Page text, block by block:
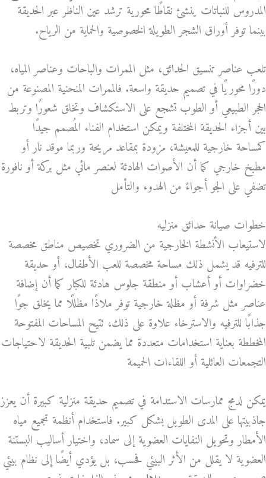
المدروس للنباتات ينشئ نقاطًا محورية ترشد عين الناظر عبر الحديقة
بينما توفر أوراق الشجر الطويلة الخصوصية والحماية من الرياح.
تلعب عناصر تنسيق الحدائق، مثل الممرات والباحات وعناصر المياه،
دورًا محوريًا في تصميم حديقة واسعة. فالممرات المنحنية المصنوعة من
الحجر الطبيعي أو الطوب تشجع على الاستكشاف وتخلق شعورًا وتربط
بين أجزاء الحديقة المختلفة ويمكن استخدام الفناء المُصمم جيدًا
كمساحة خارجية للمعيشة، مزودة بمقاعد مريحة وربما موقد نار أو
مطبخ خارجي كما أن الأصوات الهادئة لعنصر مائي مثل بركة أو نافورة
تضفي على الجو أجواءً من الهدوء والتأمل
خطوات صيانة حدائق منزليه
لاستيعاب الأنشطة الخارجية من الضروري تخصيص مناطق مخصصة
للترفيه قد يشمل ذلك مساحة مخصصة للعب الأطفال، أو حديقة
خضراوات أو أعشاب أو منطقة جلوس هادئة للكبار كما أن إضافة
عناصر مثل شرفة أو مظلة خارجية توفر ملاذًا مظللًا مما يخلق جوًا
جذابًا للترفيه والاسترخاء علاوة على ذلك، تتيح المساحات المفتوحة
المخططة بعناية استخدامات متعددة مما يضمن تلبية الحديقة لاحتياجات
التجمعات العائلية أو اللقاءات الحميمة
يمكن لدمج ممارسات الاستدامة في تصميم حديقة منزلية كبيرة أن يعزز
جاذبيتها على المدى الطويل بشكل كبير. فاستخدام أنظمة تجميع مياه
الأمطار وتحويل النفايات العضوية إلى سماد، واختيار أساليب البستنة
العضوية لا يقلل من الأثر البيئي فحسب، بل يؤدي أيضًا إلى نظام بيئي